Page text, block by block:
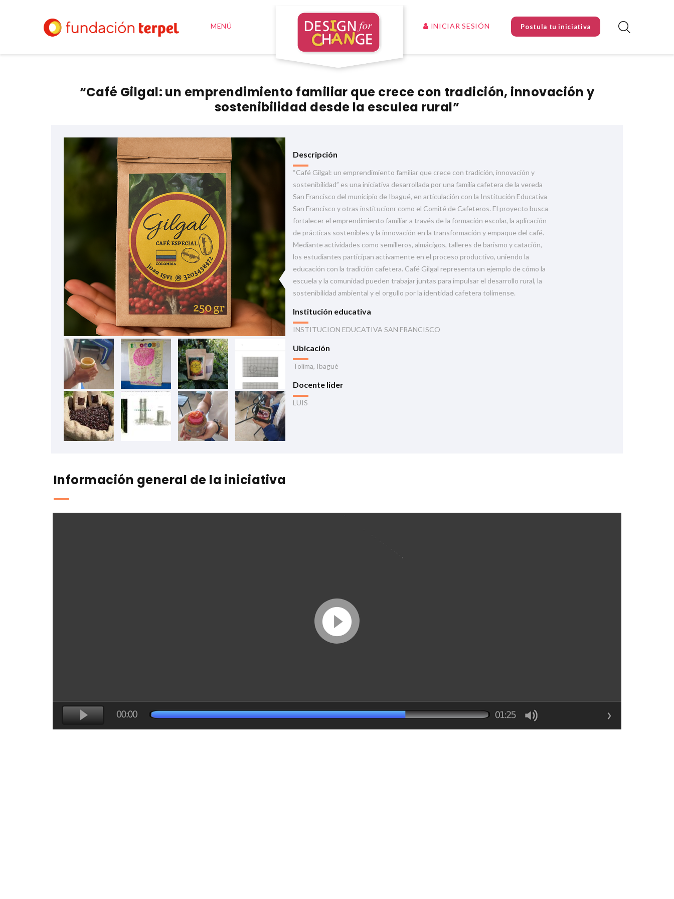
MENÚ INICIAR SESIÓN Postula tu iniciativa
“Café Gilgal: un emprendimiento familiar que crece con tradición, innovación y
sostenibilidad desde la esculea rural”
Descripción
“Café Gilgal: un emprendimiento familiar que crece con tradición, innovación y
sostenibilidad” es una iniciativa desarrollada por una familia cafetera de la vereda
San Francisco del municipio de Ibagué, en articulación con la Institución Educativa
San Francisco y otras institucionr como el Comité de Cafeteros. El proyecto busca
fortalecer el emprendimiento familiar a través de la formación escolar, la aplicación
de prácticas sostenibles y la innovación en la transformación y empaque del café.
Mediante actividades como semilleros, almácigos, talleres de barismo y catación,
los estudiantes participan activamente en el proceso productivo, uniendo la
educación con la tradición cafetera. Café Gilgal representa un ejemplo de cómo la
escuela y la comunidad pueden trabajar juntas para impulsar el desarrollo rural, la
sostenibilidad ambiental y el orgullo por la identidad cafetera tolimense.
Institución educativa
INSTITUCION EDUCATIVA SAN FRANCISCO
Ubicación
Tolima, Ibagué
Docente lider
LUIS
Información general de la iniciativa